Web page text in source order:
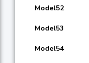
Model52
Model53
Model54